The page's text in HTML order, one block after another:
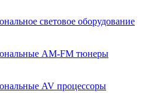
световое оборудование
AM-FM тюнеры
AV процессоры